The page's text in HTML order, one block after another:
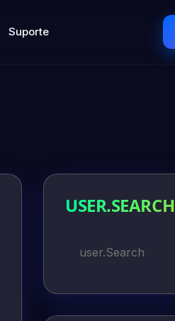
Suporte
USER.SEARCH